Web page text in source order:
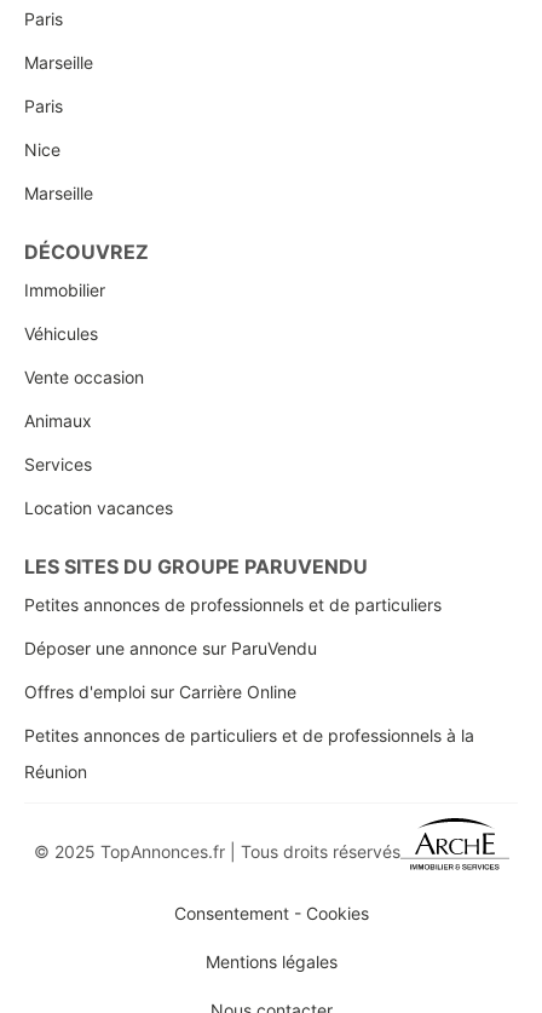
Paris
Marseille
Paris
Nice
Marseille
DÉCOUVREZ
Immobilier
Véhicules
Vente occasion
Animaux
Services
Location vacances
LES SITES DU GROUPE PARUVENDU
Petites annonces de professionnels et de particuliers
Déposer une annonce sur ParuVendu
Offres d'emploi sur Carrière Online
Petites annonces de particuliers et de professionnels à la
Réunion
© 2025 TopAnnonces.fr | Tous droits réservés
Consentement - Cookies
Mentions légales